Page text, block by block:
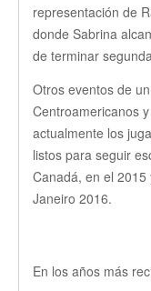
representación de
donde Sabrina
de terminar
Otros eventos de
Centroamericanos
actualmente los
listos para seguir
Canadá, en el
Janeiro 2016.
En los años más